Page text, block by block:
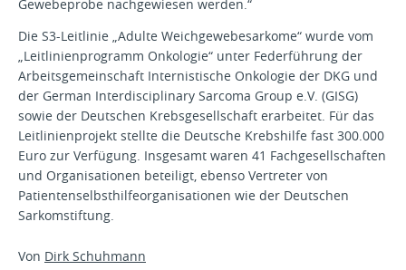
Gewebeprobe nachgewiesen werden.“
Die S3-Leitlinie „Adulte Weichgewebesarkome“ wurde vom
„Leitlinienprogramm Onkologie“ unter Federführung der
Arbeitsgemeinschaft Internistische Onkologie der DKG und
der German Interdisciplinary Sarcoma Group e.V. (GISG)
sowie der Deutschen Krebsgesellschaft erarbeitet. Für das
Leitlinienprojekt stellte die Deutsche Krebshilfe fast 300.000
Euro zur Verfügung. Insgesamt waren 41 Fachgesellschaften
und Organisationen beteiligt, ebenso Vertreter von
Patientenselbsthilfeorganisationen wie der Deutschen
Sarkomstiftung.
Von Dirk Schuhmann